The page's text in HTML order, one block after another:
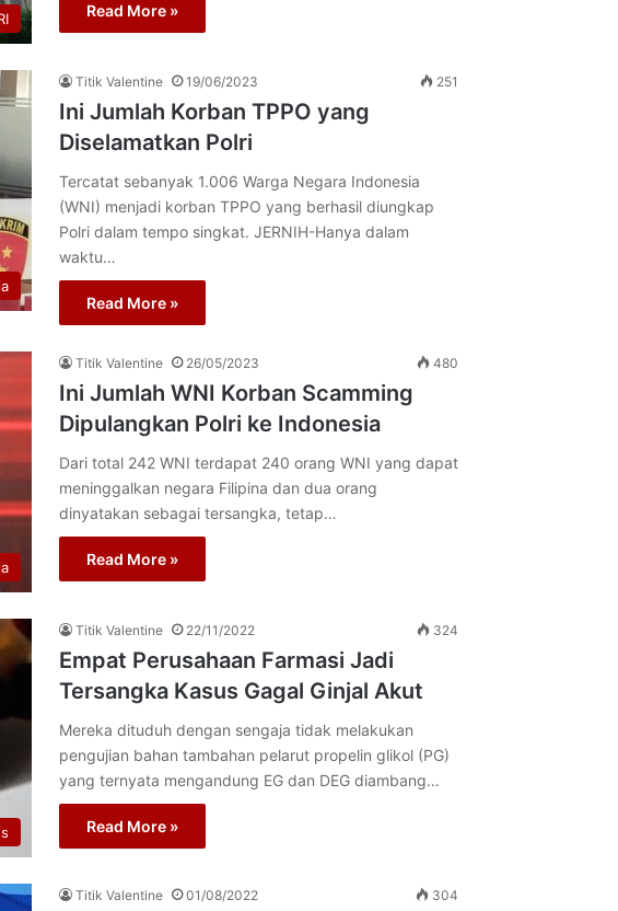
Read More »
Titik Valentine 19/06/2023 251
Ini Jumlah Korban TPPO yang
Diselamatkan Polri
Tercatat sebanyak 1.006 Warga Negara Indonesia
(WNI) menjadi korban TPPO yang berhasil diungkap
Polri dalam tempo singkat. JERNIH-Hanya dalam
waktu…
Read More »
Titik Valentine 26/05/2023 480
Ini Jumlah WNI Korban Scamming
Dipulangkan Polri ke Indonesia
Dari total 242 WNI terdapat 240 orang WNI yang dapat
meninggalkan negara Filipina dan dua orang
dinyatakan sebagai tersangka, tetap…
Read More »
Titik Valentine 22/11/2022 324
Empat Perusahaan Farmasi Jadi
Tersangka Kasus Gagal Ginjal Akut
Mereka dituduh dengan sengaja tidak melakukan
pengujian bahan tambahan pelarut propelin glikol (PG)
yang ternyata mengandung EG dan DEG diambang…
Read More »
Titik Valentine 01/08/2022 304